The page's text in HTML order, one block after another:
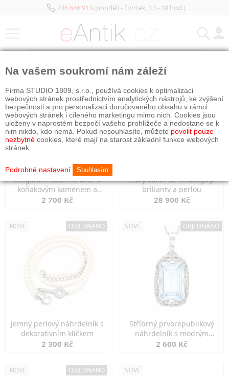
736 646 913(pondělí - čtvrtek, 13 - 18 hod.)
Elegantní stříbrná brož s
koňakovým kamenem a
markazity
2 700 Kč
Zlatý kolier se smaragdy,
brilianty a perlou
28 900 Kč
NOVÉ OBJEDNÁNO
Jemný perlový náhrdelník s
dekorativním klíčkem
2 300 Kč
NOVÉ OBJEDNÁNO
Stříbrný prvorepublikový
náhrdelník s modrým
spinelem
2 600 Kč
NOVÉ OBJEDNÁNO NOVÉ
Na vašem soukromí nám záleží
Firma STUDIO 1809, s.r.o., používá cookies k optimalizaci
webových stránek prostřednictvím analytických nástrojů, ke zvýšení
bezpečnosti a pro personalizaci doručovaného obsahu v rámci
webových stránek i cíleného marketingu mimo nich. Cookies jsou
uloženy v naprostém bezpečí vašeho prohlížeče a nedostane se k
nim nikdo, kdo nemá. Pokud nesouhlasíte, můžete povolit pouze
nezbytné cookies, které mají na starost základní funkce webových
stránek.
Podrobné nastavení Souhlasím